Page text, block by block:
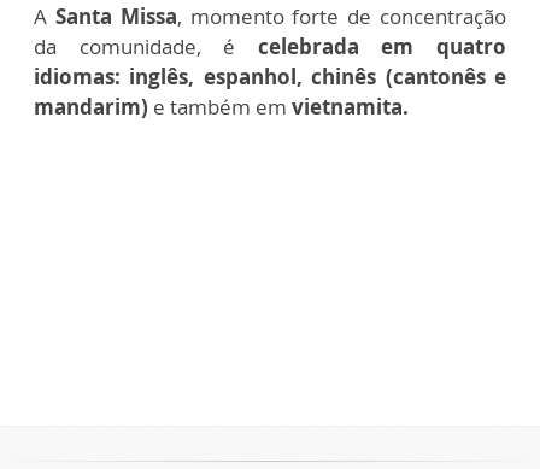
A Santa Missa, momento forte de concentração
da comunidade, é celebrada em quatro
idiomas: inglês, espanhol, chinês (cantonês e
mandarim) e também em vietnamita.